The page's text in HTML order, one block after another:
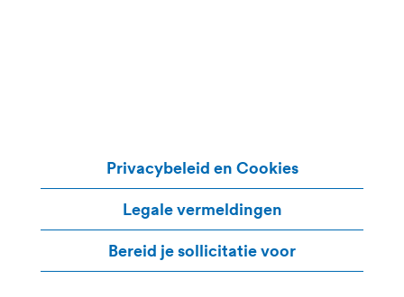
Privacybeleid en Cookies
Legale vermeldingen
Bereid je sollicitatie voor